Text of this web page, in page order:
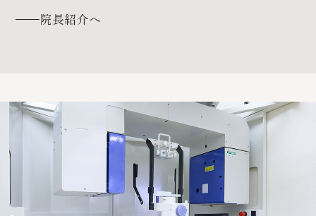
院長紹介へ